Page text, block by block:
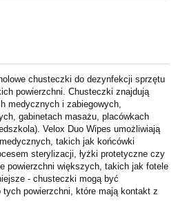
chusteczki do dezynfekcji sprzętu
powierzchni. Chusteczki znajdują
medycznych i zabiegowych,
gabinetach masażu, placówkach
Velox Duo Wipes umożliwiają
takich jak końcówki
sterylizacji, łyżki protetyczne czy
powierzchni większych, takich jak fotele
- chusteczki mogą być
powierzchni, które mają kontakt z